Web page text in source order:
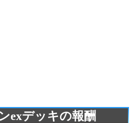
exデッキの報酬